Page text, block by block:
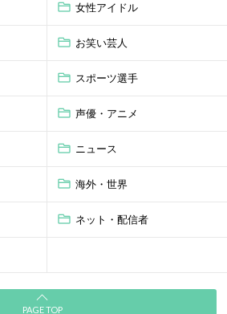
女性アイドル
お笑い芸人
スポーツ選手
声優・アニメ
ニュース
海外・世界
ネット・配信者
PAGE TOP